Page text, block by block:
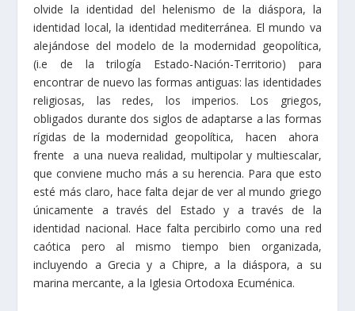
olvide la identidad del helenismo de la diáspora, la
identidad local, la identidad mediterránea. El mundo va
alejándose del modelo de la modernidad geopolítica,
(i.e de la trilogía Estado-Nación-Territorio) para
encontrar de nuevo las formas antiguas: las identidades
religiosas, las redes, los imperios. Los griegos,
obligados durante dos siglos de adaptarse a las formas
rígidas de la modernidad geopolítica, hacen ahora
frente a una nueva realidad, multipolar y multiescalar,
que conviene mucho más a su herencia. Para que esto
esté más claro, hace falta dejar de ver al mundo griego
únicamente a través del Estado y a través de la
identidad nacional. Hace falta percibirlo como una red
caótica pero al mismo tiempo bien organizada,
incluyendo a Grecia y a Chipre, a la diáspora, a su
marina mercante, a la Iglesia Ortodoxa Ecuménica.